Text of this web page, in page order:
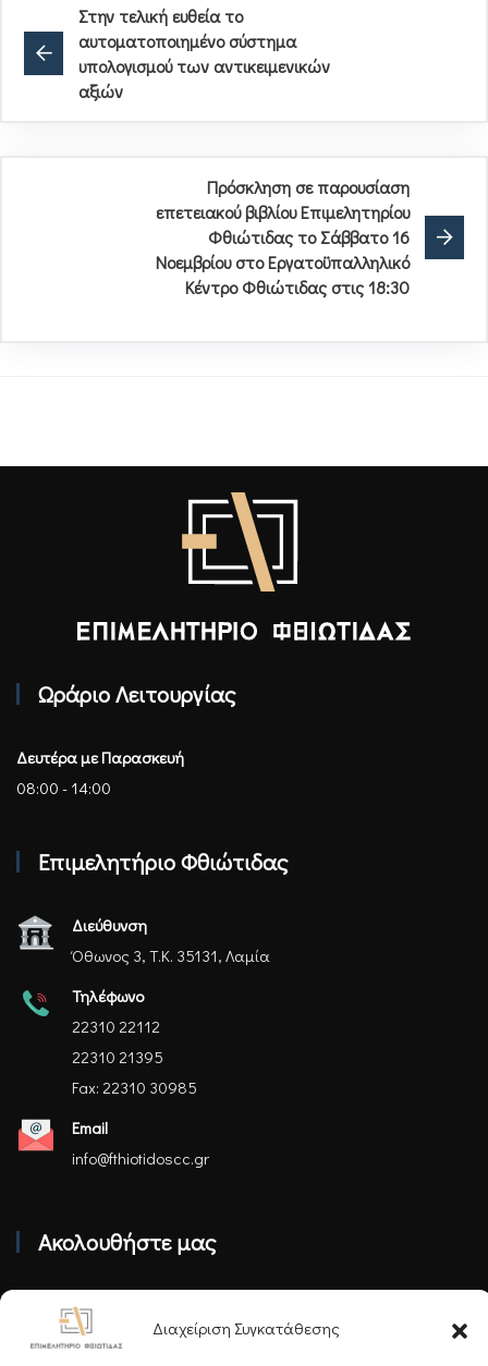
Διαχείριση Συγκατάθεσης
Στην τελική ευθεία το
αυτοματοποιημένο σύστημα
υπολογισμού των αντικειμενικών
αξιών
Πρόσκληση σε παρουσίαση
επετειακού βιβλίου Επιμελητηρίου
Φθιώτιδας το Σάββατο 16
Νοεμβρίου στο Εργατοϋπαλληλικό
Κέντρο Φθιώτιδας στις 18:30
Ωράριο Λειτουργίας
Δευτέρα με Παρασκευή
08:00 - 14:00
Επιμελητήριο Φθιώτιδας
Διεύθυνση
Όθωνος 3, Τ.Κ. 35131, Λαμία
Τηλέφωνο
22310 22112
22310 21395
Fax: 22310 30985
Email
info@fthiotidoscc.gr
Ακολουθήστε μας